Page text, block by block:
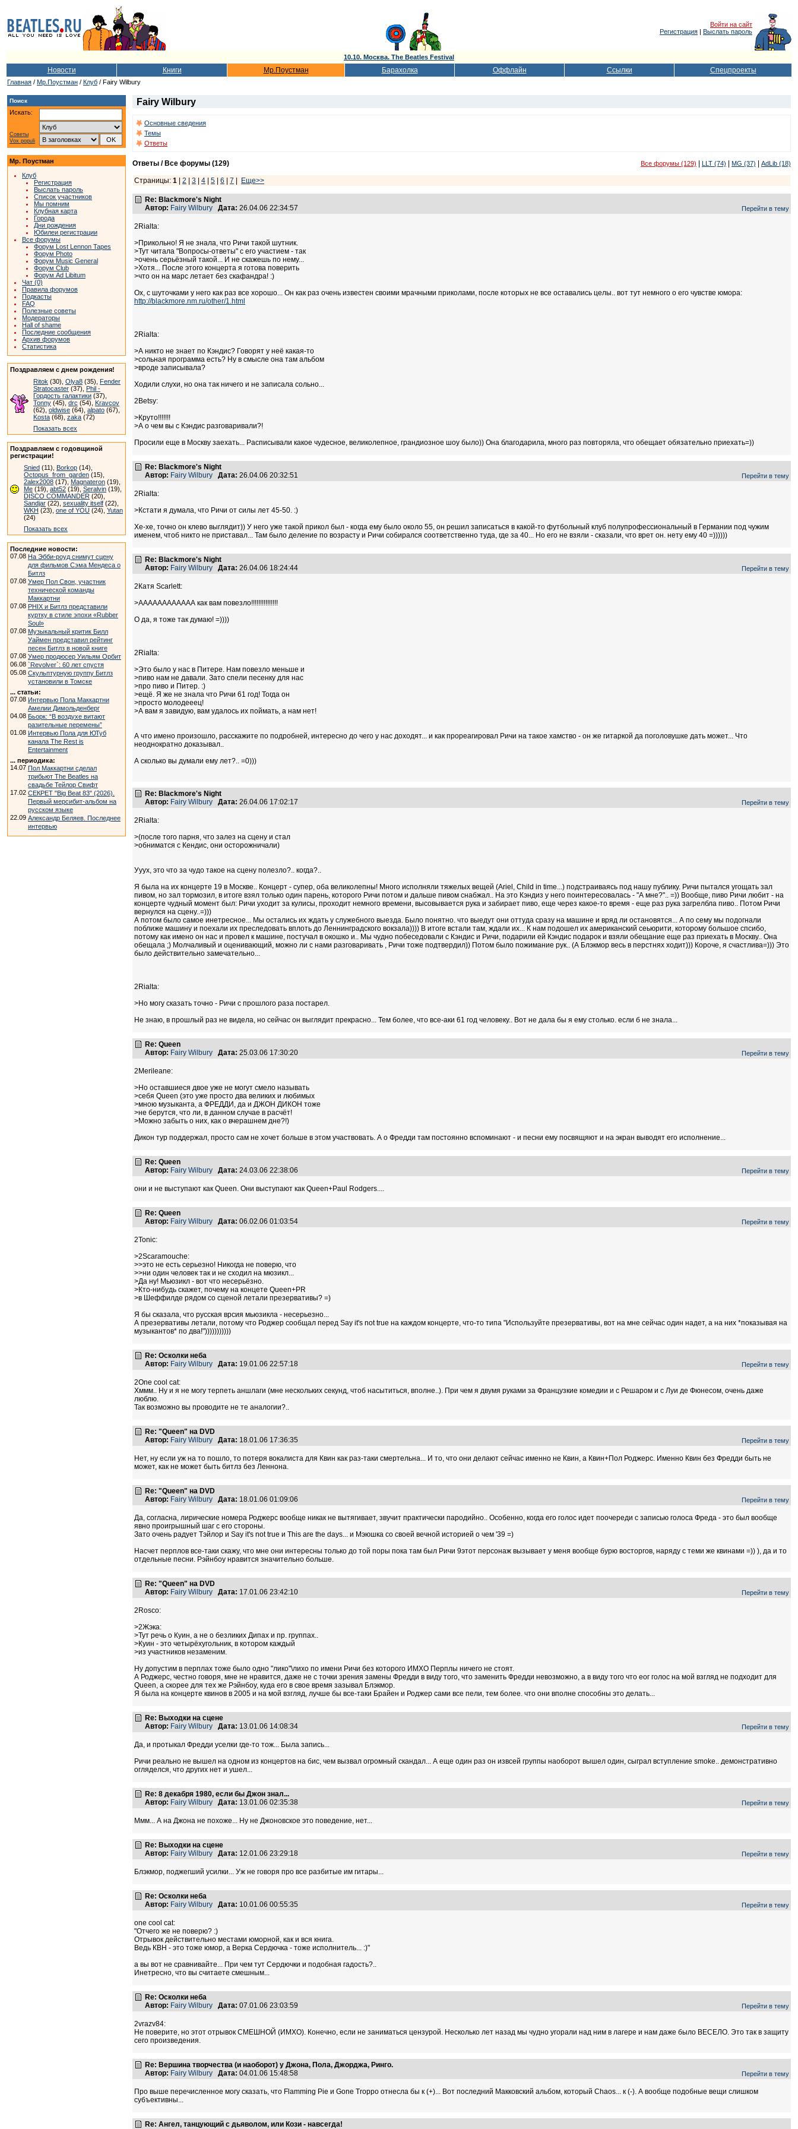
Войти на сайт
Регистрация | Выслать пароль
10.10. Москва. The Beatles Festival
Новости Книги Мр.Поустман Барахолка Оффлайн Ссылки Спецпроекты
Главная / Мр.Поустман / Клуб / Fairy Wilbury
Поиск
Искать:
Советы
Vox populi
Мр. Поустман
Клуб
Регистрация
Выслать пароль
Список участников
Мы помним
Клубная карта
Города
Дни рождения
Юбилеи регистрации
Все форумы
Форум Lost Lennon Tapes
Форум Photo
Форум Music General
Форум Club
Форум Ad Libitum
Чат (0)
Правила форумов
Подкасты
FAQ
Полезные советы
Модераторы
Hall of shame
Последние сообщения
Архив форумов
Статистика
Поздравляем с днем рождения!
Ritok (30), Olya8 (35), Fender
Stratocaster (37), Phil -
Гордость галактики (37),
Tonny (45), drc (54), Kravcov
(62), oldwise (64), alpato (67),
Kosta (68), zaka (72)
Показать всех
Поздравляем с годовщиной
регистрации!
Snied (11), Borkop (14),
Octopus_from_garden (15),
2alex2008 (17), Magnateron (19),
Me (19), abt52 (19), Seralvin (19),
DISCO COMMANDER (20),
Sandjar (22), sexuality itself (22),
WKH (23), one of YOU (24), Yutan
(24)
Показать всех
Последние новости:
07.08 На Эбби-роуд снимут сцену
для фильмов Сэма Мендеса о
Битлз
07.08 Умер Пол Свон, участник
технической команды
Маккартни
07.08 PHIX и Битлз представили
куртку в стиле эпохи «Rubber
Soul»
07.08 Музыкальный критик Билл
Уаймен представил рейтинг
песен Битлз в новой книге
07.08 Умер продюсер Уильям Орбит
06.08 `Revolver`: 60 лет спустя
05.08 Скульптурную группу Битлз
установили в Томске
... статьи:
07.08 Интервью Пола Маккартни
Амелии Димольденберг
04.08 Бьорк: “В воздухе витают
разительные перемены”
01.08 Интервью Пола для ЮТуб
канала The Rest is
Entertainment
... периодика:
14.07 Пол Маккартни сделал
трибьют The Beatles на
свадьбе Тейлор Свифт
17.02 СЕКРЕТ "Big Beat 83" (2026).
Первый мерсибит-альбом на
русском языке
22.09 Александр Беляев. Последнее
интервью
Fairy Wilbury
Основные сведения
Темы
Ответы
Ответы / Все форумы (129) Все форумы (129) | LLT (74) | MG (37) | AdLib (18)
Страницы: 1 | 2 | 3 | 4 | 5 | 6 | 7 | Еще>>
Re: Blackmore's Night
Автор: Fairy Wilbury Дата: 26.04.06 22:34:57 Перейти в тему
2Rialta:
>Прикольно! Я не знала, что Ричи такой шутник.
>Тут читала "Вопросы-ответы" с его участием - так
>очень серьёзный такой... И не скажешь по нему...
>Хотя... После этого концерта я готова поверить
>что он на марс летает без скафандра! :)
Ох, с шуточками у него как раз все хорошо... Он как раз очень известен своими мрачными приколами, после которых не все оставались целы.. вот тут немного о его чувстве юмора:
http://blackmore.nm.ru/other/1.html
2Rialta:
>А никто не знает по Кэндис? Говорят у неё какая-то
>сольная программа есть? Ну в смысле она там альбом
>вроде записывала?
Ходили слухи, но она так ничего и не записала сольно...
2Betsy:
>Круто!!!!!!!
>А о чем вы с Кэндис разговаривали?!
Просили еще в Москву заехать... Расписывали какое чудесное, великолепное, грандиозное шоу было)) Она благодарила, много раз повторяла, что обещает обязательно приехать=))
Re: Blackmore's Night
Автор: Fairy Wilbury Дата: 26.04.06 20:32:51 Перейти в тему
2Rialta:
>Кстати я думала, что Ричи от силы лет 45-50. :)
Хе-хе, точно он клево выглядит)) У него уже такой прикол был - когда ему было около 55, он решил записаться в какой-то футбольный клуб полупрофессиональный в Германии под чужим
именем, чтоб никто не приставал... Там было деление по возрасту и Ричи собирался соответственно туда, где за 40... Но его не взяли - сказали, что врет он. нету ему 40 =))))))
Re: Blackmore's Night
Автор: Fairy Wilbury Дата: 26.04.06 18:24:44 Перейти в тему
2Катя Scarlett:
>АААААААААААА как вам повезло!!!!!!!!!!!!!!!
О да, я тоже так думаю! =))))
2Rialta:
>Это было у нас в Питере. Нам повезло меньше и
>пиво нам не давали. Зато спели песенку для нас
>про пиво и Питер. :)
>ещё. Я же не знала что Ричи 61 год! Тогда он
>просто молодееец!
>А вам я завидую, вам удалось их поймать, а нам нет!
А что имено произошло, расскажите по подробней, интересно до чего у нас доходят... и как прореагировал Ричи на такое хамство - он же гитаркой да поголовушке дать может... Что
неоднократно доказывал..
А сколько вы думали ему лет?.. =0)))
Re: Blackmore's Night
Автор: Fairy Wilbury Дата: 26.04.06 17:02:17 Перейти в тему
2Rialta:
>(после того парня, что залез на сцену и стал
>обниматся с Кендис, они осторожничали)
Ууух, это что за чудо такое на сцену полезло?.. когда?..
Я была на их концерте 19 в Москве.. Концерт - супер, оба великолепны! Много исполняли тяжелых вещей (Ariel, Child in time...) подстраиваясь под нашу публику. Ричи пытался угощать зал
пивом, но зал тормозил, в итоге взял только один парень, которого Ричи потом и дальше пивом снабжал.. На это Кэндиз у него поинтересовалась - "А мне?".. =)) Вообще, пиво Ричи любит - на
концерте чудный момент был: Ричи уходит за кулисы, проходит немного времени, высовывается рука и забирает пиво, еще через какое-то время - еще раз рука загрелбла пиво.. Потом Ричи
вернулся на сцену..=)))
А потом было самое инетресное... Мы остались их ждать у служебного выезда. Было понятно. что выедут они оттуда сразу на машине и вряд ли остановятся... А по сему мы подогнали
поближе машину и поехали их преследовать вплоть до Леннинградского вокзала)))) В итоге встали там, ждали их... К нам подошел их американский сеьюрити, которому большое спсибо,
потому как имено он нас и провел к машине, постучал в окошко и.. Мы чудно побеседовали с Кэндис и Ричи, подарили ей Кэндис подарок и взяли обещание еще раз приехать в Москву.. Она
обещала ;) Молчаливый и оценивающий, можно ли с нами разговаривать , Ричи тоже подтвердил)) Потом было пожимание рук.. (А Блэкмор весь в перстнях ходит))) Короче, я счастлива=))) Это
было действительно замечательно...
2Rialta:
>Но могу сказать точно - Ричи с прошлого раза постарел.
Не знаю, в прошлый раз не видела, но сейчас он выглядит прекрасно... Тем более, что все-аки 61 год человеку.. Вот не дала бы я ему столько. если б не знала...
Re: Queen
Автор: Fairy Wilbury Дата: 25.03.06 17:30:20 Перейти в тему
2Merileane:
>Но оставшиеся двое уже не могут смело называть
>себя Queen (это уже просто два великих и любимых
>мною музыканта, а ФРЕДДИ, да и ДЖОН ДИКОН тоже
>не берутся, что ли, в данном случае в расчёт!
>Можно забыть о них, как о вчерашнем дне?!)
Дикон тур поддержал, просто сам не хочет больше в этом участвовать. А о Фредди там постоянно вспоминают - и песни ему посвящяют и на экран выводят его исполнение...
Re: Queen
Автор: Fairy Wilbury Дата: 24.03.06 22:38:06 Перейти в тему
они и не выступают как Queen. Они выступают как Queen+Paul Rodgers....
Re: Queen
Автор: Fairy Wilbury Дата: 06.02.06 01:03:54 Перейти в тему
2Tonic:
>2Scaramouche:
>>это не есть серьезно! Никогда не поверю, что
>>ни один человек так и не сходил на мюзикл...
>Да ну! Мьюзикл - вот что несерьёзно.
>Кто-нибудь скажет, почему на концете Queen+PR
>в Шеффилде рядом со сценой летали презервативы? =)
Я бы сказала, что русская врсия мьюзикла - несерьезно...
А презервативы летали, потому что Роджер сообщал перед Say it's not true на каждом концерте, что-то типа "Используйте презервативы, вот на мне сейчас один надет, а на них *показывая на
музыкантов* по два!")))))))))))
Re: Осколки неба
Автор: Fairy Wilbury Дата: 19.01.06 22:57:18 Перейти в тему
2One cool cat:
Хммм.. Ну и я не могу терпеть аншлаги (мне нескольких секунд, чтоб насытиться, вполне..). При чем я двумя руками за Французкие комедии и с Решаром и с Луи де Фюнесом, очень даже
люблю.
Так возможно вы проводите не те аналогии?..
Re: "Queen" на DVD
Автор: Fairy Wilbury Дата: 18.01.06 17:36:35 Перейти в тему
Нет, ну если уж на то пошло, то потеря вокалиста для Квин как раз-таки смертельна... И то, что они делают сейчас именно не Квин, а Квин+Пол Роджерс. Именно Квин без Фредди быть не
может, как не может быть битлз без Леннона.
Re: "Queen" на DVD
Автор: Fairy Wilbury Дата: 18.01.06 01:09:06 Перейти в тему
Да, согласна, лирические номера Роджерс вообще никак не вытягивает, звучит практически пародийно.. Особенно, когда его голос идет поочереди с записью голоса Фреда - это был вообще
явно проигрышный шаг с его стороны.
Зато очень радует Тэйлор и Say it's not true и This are the days... и Мэюшка со своей вечной историей о чем '39 =)
Насчет перплов все-таки скажу, что мне они интересны только до той поры пока там был Ричи 9этот персонаж вызывает у меня вообще бурю восторгов, наряду с теми же квинами =)) ), да и то
отдельные песни. Рэйнбоу нравится значительно больше.
Re: "Queen" на DVD
Автор: Fairy Wilbury Дата: 17.01.06 23:42:10 Перейти в тему
2Rosco:
>2Жэка:
>Тут речь о Куин, а не о безликих Дипах и пр. группах..
>Куин - это четырёхугольник, в котором каждый
>из участников незаменим.
Ну допустим в перплах тоже было одно "лико"\лихо по имени Ричи без которого ИМХО Перплы ничего не стоят.
А Роджерс, честно говоря, мне не нравится, даже не с точки зрения замены Фредди в виду того, что заменить Фредди невозможно, а в виду того что еог голос на мой взгляд не подходит для
Queen, а скорее для тех же Рэйнбоу, куда его в свое время зазывал Блэкмор.
Я была на концерте квинов в 2005 и на мой взгляд, лучше бы все-таки Брайен и Роджер сами все пели, тем более. что они вполне способны это делать...
Re: Выходки на сцене
Автор: Fairy Wilbury Дата: 13.01.06 14:08:34 Перейти в тему
Да, и протыкал Фредди уселки где-то тож... Была запись...
Ричи реально не вышел на одном из концертов на бис, чем вызвал огромный скандал... А еще один раз он извсей группы наоборот вышел один, сыграл вступление smoke.. демонстративно
огляделся, что других нет и ушел...
Re: 8 декабря 1980, если бы Джон знал...
Автор: Fairy Wilbury Дата: 13.01.06 02:35:38 Перейти в тему
Ммм... А на Джона не похоже... Ну не Джоновское это поведение, нет...
Re: Выходки на сцене
Автор: Fairy Wilbury Дата: 12.01.06 23:29:18 Перейти в тему
Блэкмор, поджегший усилки... Уж не говоря про все разбитые им гитары...
Re: Осколки неба
Автор: Fairy Wilbury Дата: 10.01.06 00:55:35 Перейти в тему
one cool cat:
"Отчего же не поверю? :)
Отрывок действительно местами юморной, как и вся книга.
Ведь КВН - это тоже юмор, а Верка Сердючка - тоже исполнитель... :)"
а вы вот не сравнивайте... При чем тут Сердючки и подобная гадость?..
Инетресно, что вы считаете смешным...
Re: Осколки неба
Автор: Fairy Wilbury Дата: 07.01.06 23:03:59 Перейти в тему
2vrazv84:
Не поверите, но этот отрывок СМЕШНОЙ (ИМХО). Конечно, если не заниматься цензурой. Несколько лет назад мы чудно угорали над ним в лагере и нам даже было ВЕСЕЛО. Это так в защиту
сего произведения.
Re: Вершина творчества (и наоборот) у Джона, Пола, Джорджа, Ринго.
Автор: Fairy Wilbury Дата: 04.01.06 15:48:58 Перейти в тему
Про выше перечисленное могу сказать, что Flamming Pie и Gone Troppo отнесла бы к (+)... Вот последний Макковский альбом, который Chaos... к (-). А вообще подобные вещи слишком
субъективны...
Re: Ангел, танцующий с дьяволом, или Кози - навсегда!